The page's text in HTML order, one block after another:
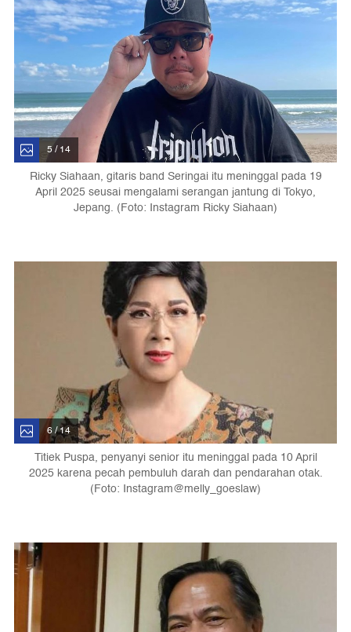
5 / 14
Ricky Siahaan, gitaris band Seringai itu meninggal pada 19
April 2025 seusai mengalami serangan jantung di Tokyo,
Jepang. (Foto: Instagram Ricky Siahaan)
6 / 14
Titiek Puspa, penyanyi senior itu meninggal pada 10 April
2025 karena pecah pembuluh darah dan pendarahan otak.
(Foto: Instagram@melly_goeslaw)